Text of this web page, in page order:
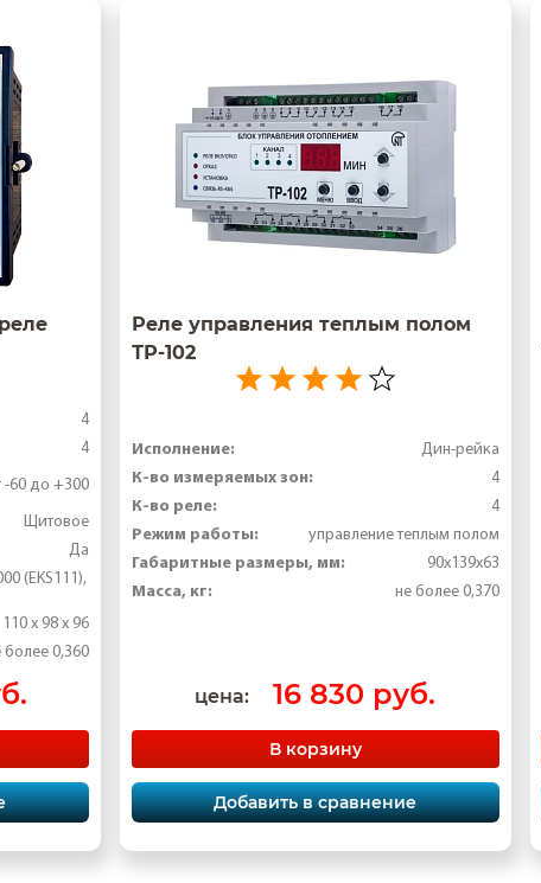
в пределах 0 - 35 °С;
времени отключения резервного кондиционера 0 – 60 Мин;
границы;
аварийной температуры;
кондиционирования;
и отключения климат приборов;
пожара;
и для наладчика.
4
4
-60 до +300
Щитовое
Да
(EKS111),
110 x 98 x 96
более 0,360
Реле управления теплым полом
ТР-102
Исполнение: Дин-рейка
К-во измеряемых зон: 4
К-во реле: 4
Режим работы: управление теплым полом
Габаритные размеры, мм: 90х139х63
Масса, кг: не более 0,370
цена: 16 830 руб.
В корзину
Добавить в сравнение